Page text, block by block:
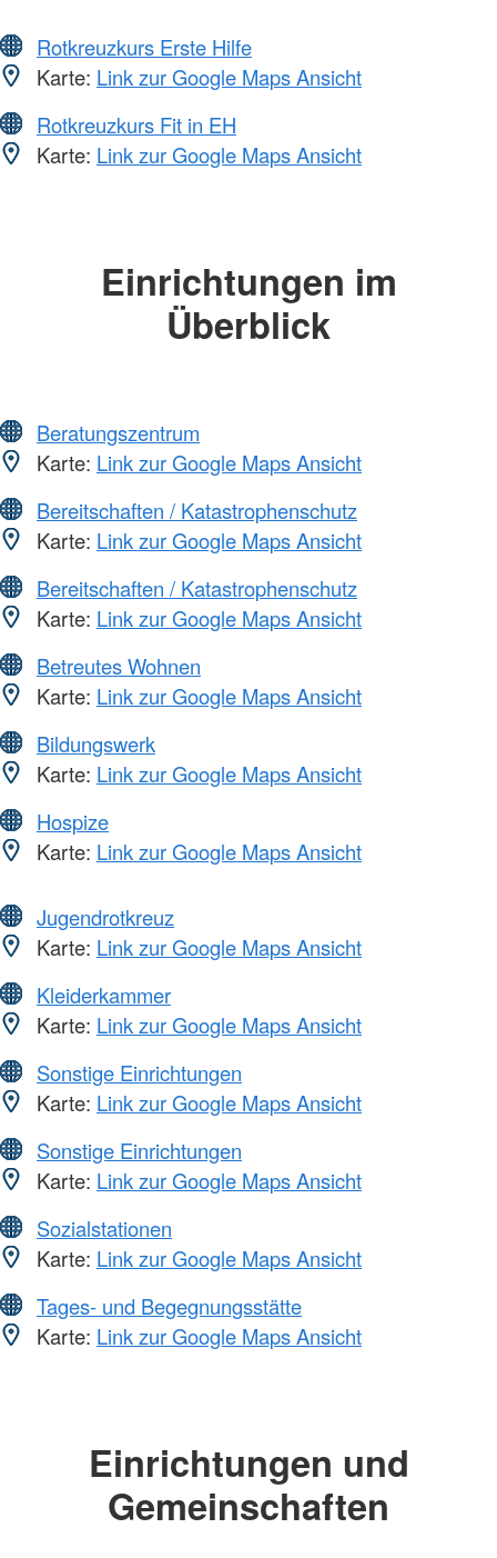
Rotkreuzkurs Erste Hilfe
Karte: Link zur Google Maps Ansicht
Rotkreuzkurs Fit in EH
Karte: Link zur Google Maps Ansicht
Einrichtungen im
Überblick
Beratungszentrum
Karte: Link zur Google Maps Ansicht
Bereitschaften / Katastrophenschutz
Karte: Link zur Google Maps Ansicht
Bereitschaften / Katastrophenschutz
Karte: Link zur Google Maps Ansicht
Betreutes Wohnen
Karte: Link zur Google Maps Ansicht
Bildungswerk
Karte: Link zur Google Maps Ansicht
Hospize
Karte: Link zur Google Maps Ansicht
Jugendrotkreuz
Karte: Link zur Google Maps Ansicht
Kleiderkammer
Karte: Link zur Google Maps Ansicht
Sonstige Einrichtungen
Karte: Link zur Google Maps Ansicht
Sonstige Einrichtungen
Karte: Link zur Google Maps Ansicht
Sozialstationen
Karte: Link zur Google Maps Ansicht
Tages- und Begegnungsstätte
Karte: Link zur Google Maps Ansicht
Einrichtungen und
Gemeinschaften